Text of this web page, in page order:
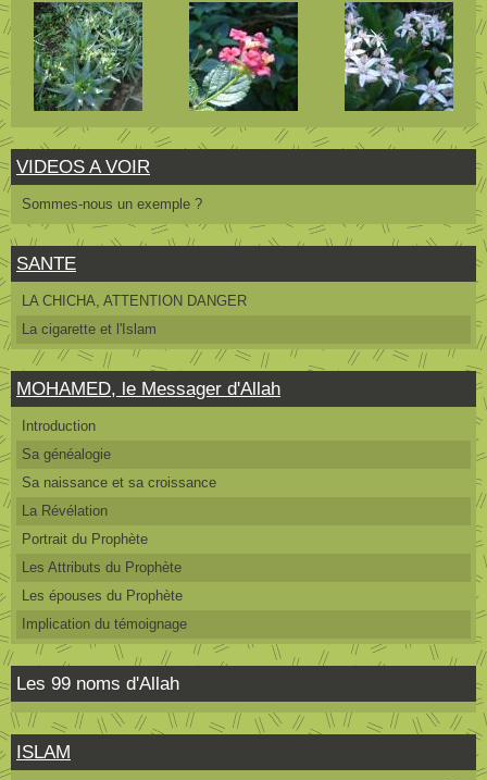
VIDEOS A VOIR
Sommes-nous un exemple ?
SANTE
LA CHICHA, ATTENTION DANGER
La cigarette et l'Islam
MOHAMED, le Messager d'Allah
Introduction
Sa généalogie
Sa naissance et sa croissance
La Révélation
Portrait du Prophète
Les Attributs du Prophète
Les épouses du Prophète
Implication du témoignage
Les 99 noms d'Allah
ISLAM